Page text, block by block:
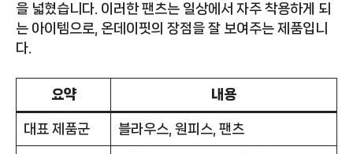
을 넓혔습니다. 이러한 팬츠는 일상에서 자주 착용하게 되
는 아이템으로, 온데이핏의 장점을 잘 보여주는 제품입니
다.
요약 내용
대표 제품군 블라우스, 원피스, 팬츠